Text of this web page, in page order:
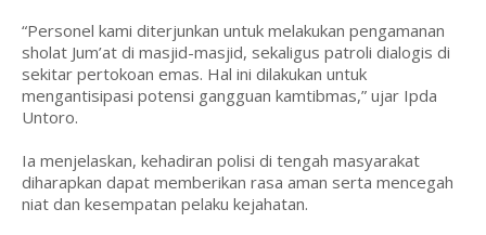
“Personel kami diterjunkan untuk melakukan pengamanan
sholat Jum’at di masjid-masjid, sekaligus patroli dialogis di
sekitar pertokoan emas. Hal ini dilakukan untuk
mengantisipasi potensi gangguan kamtibmas,” ujar Ipda
Untoro.
Ia menjelaskan, kehadiran polisi di tengah masyarakat
diharapkan dapat memberikan rasa aman serta mencegah
niat dan kesempatan pelaku kejahatan.